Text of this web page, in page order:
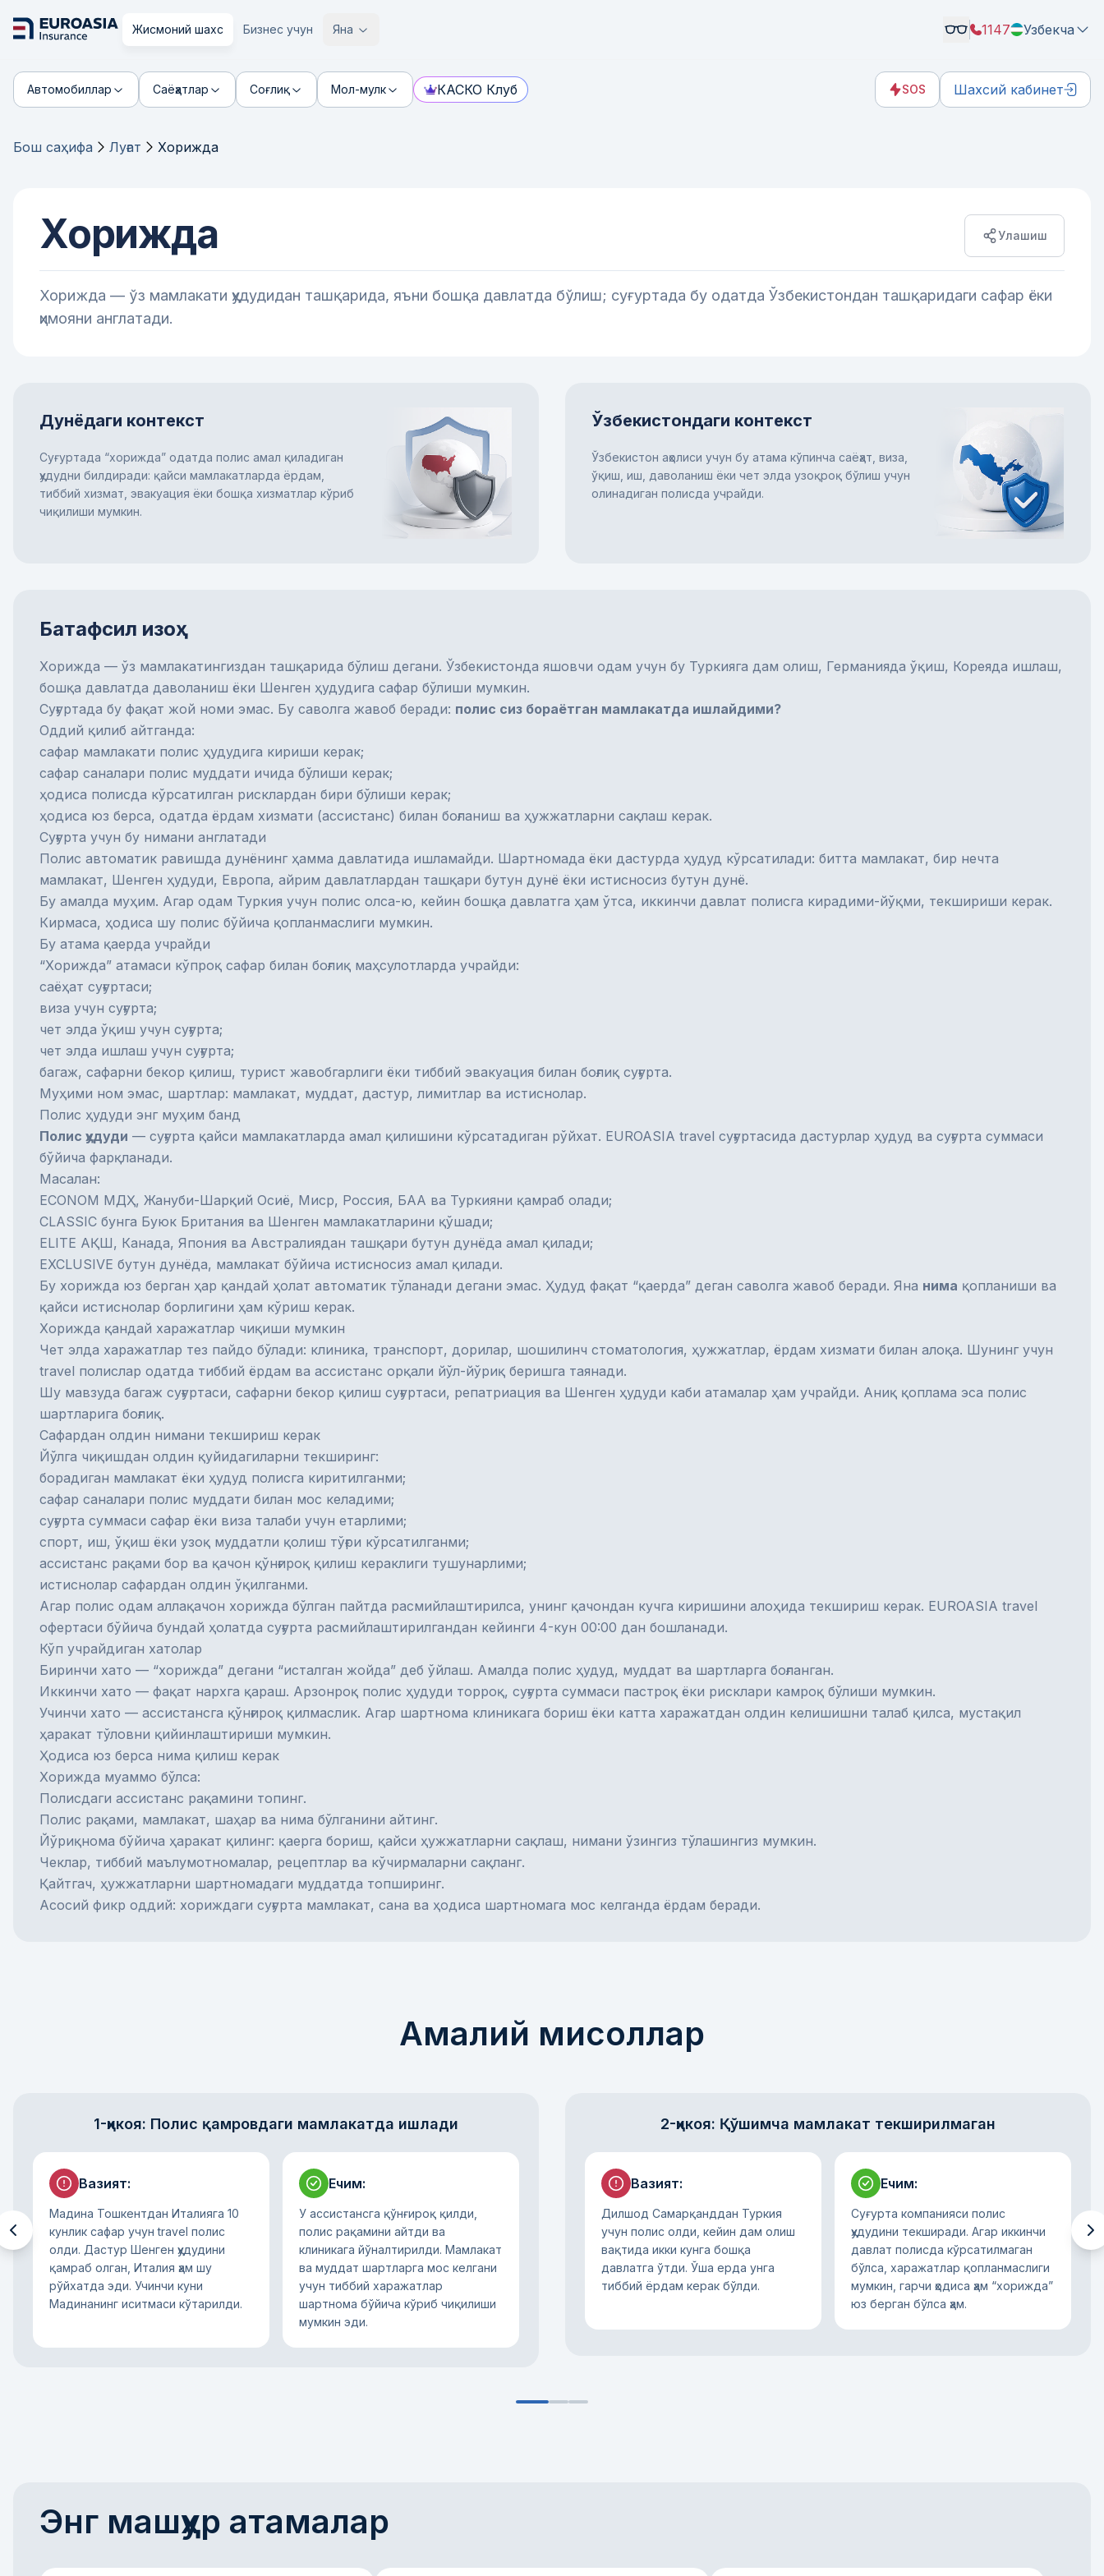
Жисмоний шахс Бизнес учун Яна 1147 Узбекча
Автомобиллар Саёҳатлар Соғлиқ Мол-мулк КАСКО Клуб SOS Шахсий кабинет
Бош саҳифа Луғат Хорижда
Хорижда Улашиш
Хорижда — ўз мамлакати ҳудудидан ташқарида, яъни бошқа давлатда бўлиш; суғуртада бу одатда Ўзбекистондан ташқаридаги сафар ёки
ҳимояни англатади.
Дунёдаги контекст
Суғуртада “хорижда” одатда полис амал қиладиган
ҳудудни билдиради: қайси мамлакатларда ёрдам,
тиббий хизмат, эвакуация ёки бошқа хизматлар кўриб
чиқилиши мумкин.
Ўзбекистондаги контекст
Ўзбекистон аҳолиси учун бу атама кўпинча саёҳат, виза,
ўқиш, иш, даволаниш ёки чет элда узоқроқ бўлиш учун
олинадиган полисда учрайди.
Батафсил изоҳ
Хорижда — ўз мамлакатингиздан ташқарида бўлиш дегани. Ўзбекистонда яшовчи одам учун бу Туркияга дам олиш, Германияда ўқиш, Кореяда ишлаш,
бошқа давлатда даволаниш ёки Шенген ҳудудига сафар бўлиши мумкин.
Суғуртада бу фақат жой номи эмас. Бу саволга жавоб беради: полис сиз бораётган мамлакатда ишлайдими?
Оддий қилиб айтганда:
сафар мамлакати полис ҳудудига кириши керак;
сафар саналари полис муддати ичида бўлиши керак;
ҳодиса полисда кўрсатилган рисклардан бири бўлиши керак;
ҳодиса юз берса, одатда ёрдам хизмати (ассистанс) билан боғланиш ва ҳужжатларни сақлаш керак.
Суғурта учун бу нимани англатади
Полис автоматик равишда дунёнинг ҳамма давлатида ишламайди. Шартномада ёки дастурда ҳудуд кўрсатилади: битта мамлакат, бир нечта
мамлакат, Шенген ҳудуди, Европа, айрим давлатлардан ташқари бутун дунё ёки истисносиз бутун дунё.
Бу амалда муҳим. Агар одам Туркия учун полис олса-ю, кейин бошқа давлатга ҳам ўтса, иккинчи давлат полисга кирадими-йўқми, текшириши керак.
Кирмаса, ҳодиса шу полис бўйича қопланмаслиги мумкин.
Бу атама қаерда учрайди
“Хорижда” атамаси кўпроқ сафар билан боғлиқ маҳсулотларда учрайди:
саёҳат суғуртаси;
виза учун суғурта;
чет элда ўқиш учун суғурта;
чет элда ишлаш учун суғурта;
багаж, сафарни бекор қилиш, турист жавобгарлиги ёки тиббий эвакуация билан боғлиқ суғурта.
Муҳими ном эмас, шартлар: мамлакат, муддат, дастур, лимитлар ва истиснолар.
Полис ҳудуди энг муҳим банд
Полис ҳудуди — суғурта қайси мамлакатларда амал қилишини кўрсатадиган рўйхат. EUROASIA travel суғуртасида дастурлар ҳудуд ва суғурта суммаси
бўйича фарқланади.
Масалан:
ECONOM МДҲ, Жануби-Шарқий Осиё, Миср, Россия, БАА ва Туркияни қамраб олади;
CLASSIC бунга Буюк Британия ва Шенген мамлакатларини қўшади;
ELITE АҚШ, Канада, Япония ва Австралиядан ташқари бутун дунёда амал қилади;
EXCLUSIVE бутун дунёда, мамлакат бўйича истисносиз амал қилади.
Бу хорижда юз берган ҳар қандай ҳолат автоматик тўланади дегани эмас. Ҳудуд фақат “қаерда” деган саволга жавоб беради. Яна нима қопланиши ва
қайси истиснолар борлигини ҳам кўриш керак.
Хорижда қандай харажатлар чиқиши мумкин
Чет элда харажатлар тез пайдо бўлади: клиника, транспорт, дорилар, шошилинч стоматология, ҳужжатлар, ёрдам хизмати билан алоқа. Шунинг учун
travel полислар одатда тиббий ёрдам ва ассистанс орқали йўл-йўриқ беришга таянади.
Шу мавзуда багаж суғуртаси, сафарни бекор қилиш суғуртаси, репатриация ва Шенген ҳудуди каби атамалар ҳам учрайди. Аниқ қоплама эса полис
шартларига боғлиқ.
Сафардан олдин нимани текшириш керак
Йўлга чиқишдан олдин қуйидагиларни текширинг:
борадиган мамлакат ёки ҳудуд полисга киритилганми;
сафар саналари полис муддати билан мос келадими;
суғурта суммаси сафар ёки виза талаби учун етарлими;
спорт, иш, ўқиш ёки узоқ муддатли қолиш тўғри кўрсатилганми;
ассистанс рақами бор ва қачон қўнғироқ қилиш кераклиги тушунарлими;
истиснолар сафардан олдин ўқилганми.
Агар полис одам аллақачон хорижда бўлган пайтда расмийлаштирилса, унинг қачондан кучга киришини алоҳида текшириш керак. EUROASIA travel
офертаси бўйича бундай ҳолатда суғурта расмийлаштирилгандан кейинги 4-кун 00:00 дан бошланади.
Кўп учрайдиган хатолар
Биринчи хато — “хорижда” дегани “исталган жойда” деб ўйлаш. Амалда полис ҳудуд, муддат ва шартларга боғланган.
Иккинчи хато — фақат нархга қараш. Арзонроқ полис ҳудуди торроқ, суғурта суммаси пастроқ ёки рисклари камроқ бўлиши мумкин.
Учинчи хато — ассистансга қўнғироқ қилмаслик. Агар шартнома клиникага бориш ёки катта харажатдан олдин келишишни талаб қилса, мустақил
ҳаракат тўловни қийинлаштириши мумкин.
Ҳодиса юз берса нима қилиш керак
Хорижда муаммо бўлса:
Полисдаги ассистанс рақамини топинг.
Полис рақами, мамлакат, шаҳар ва нима бўлганини айтинг.
Йўриқнома бўйича ҳаракат қилинг: қаерга бориш, қайси ҳужжатларни сақлаш, нимани ўзингиз тўлашингиз мумкин.
Чеклар, тиббий маълумотномалар, рецептлар ва кўчирмаларни сақланг.
Қайтгач, ҳужжатларни шартномадаги муддатда топширинг.
Асосий фикр оддий: хориждаги суғурта мамлакат, сана ва ҳодиса шартномага мос келганда ёрдам беради.
Амалий мисоллар
1-ҳикоя: Полис қамровдаги мамлакатда ишлади
Вазият:
Мадина Тошкентдан Италияга 10
кунлик сафар учун travel полис
олди. Дастур Шенген ҳудудини
қамраб олган, Италия ҳам шу
рўйхатда эди. Учинчи куни
Мадинанинг иситмаси кўтарилди.
Ечим:
У ассистансга қўнғироқ қилди,
полис рақамини айтди ва
клиникага йўналтирилди. Мамлакат
ва муддат шартларга мос келгани
учун тиббий харажатлар
шартнома бўйича кўриб чиқилиши
мумкин эди.
2-ҳикоя: Қўшимча мамлакат текширилмаган
Вазият:
Дилшод Самарқанддан Туркия
учун полис олди, кейин дам олиш
вақтида икки кунга бошқа
давлатга ўтди. Ўша ерда унга
тиббий ёрдам керак бўлди.
Ечим:
Суғурта компанияси полис
ҳудудини текширади. Агар иккинчи
давлат полисда кўрсатилмаган
бўлса, харажатлар қопланмаслиги
мумкин, гарчи ҳодиса ҳам “хорижда”
юз берган бўлса ҳам.
Энг машҳур атамалар